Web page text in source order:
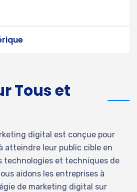
Tous et
digital est conçue pour
atteindre leur public cible en
technologies et techniques de
aidons les entreprises à
de marketing digital sur